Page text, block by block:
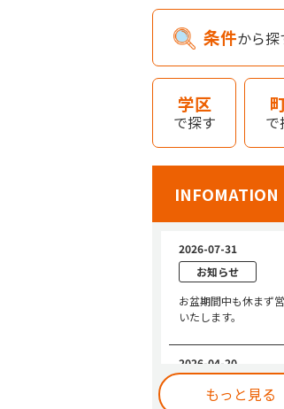
条件から探
学区
で探す で
INFOMATION
もっと見る